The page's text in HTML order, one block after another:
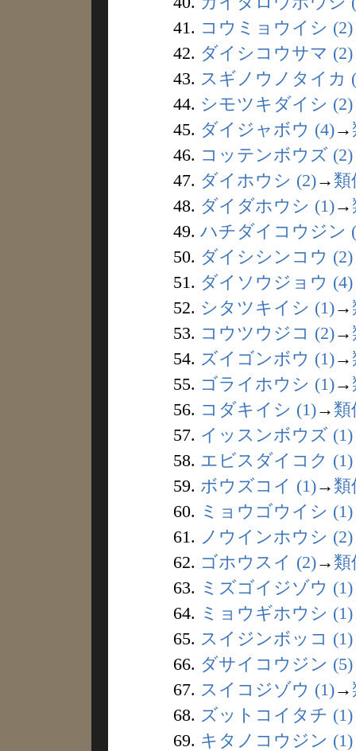
41. コウミョウイシ (2)
42. ダイシコウサマ (2)
43. スギノウノタイカ
44. シモツキダイシ (2)
45. ダイジャボウ (4)→
46. コッテンボウズ (2)
47. ダイホウシ (2)→ 類
48. ダイダホウシ (1)→
49. ハチダイコウジン
50. ダイシシンコウ (2)
51. ダイソウジョウ (4)
52. シタツキイシ (1)→
53. コウツウジコ (2)→
54. ズイゴンボウ (1)→
55. ゴライホウシ (1)→
56. コダキイシ (1)→ 類
57. イッスンボウズ (1)
58. エビスダイコク (1)
59. ボウズコイ (1)→ 類
60. ミョウゴウイシ (1)
61. ノウインホウシ (2)
62. ゴホウスイ (2)→ 類
63. ミズゴイジゾウ (1)
64. ミョウギホウシ (1)
65. スイジンボッコ (1)
66. ダサイコウジン (5)
67. スイコジゾウ (1)→
68. ズットコイタチ (1)
69. キタノコウジン (1)